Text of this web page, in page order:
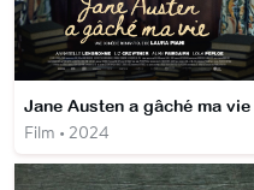
Jane Austen a gâché ma vie
Film • 2024